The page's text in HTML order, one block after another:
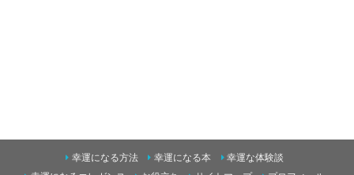
幸運になる方法 幸運になる本
幸運な体験談